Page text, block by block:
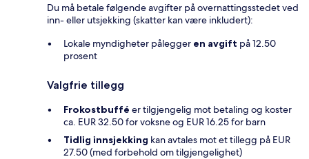
Du må betale følgende avgifter på overnattingsstedet ved
inn- eller utsjekking (skatter kan være inkludert):
Lokale myndigheter pålegger en avgift på 12.50
prosent
Valgfrie tillegg
Frokostbuffé er tilgjengelig mot betaling og koster
ca. EUR 32.50 for voksne og EUR 16.25 for barn
Tidlig innsjekking kan avtales mot et tillegg på EUR
27.50 (med forbehold om tilgjengelighet)